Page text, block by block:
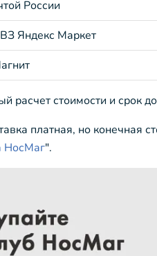
России
Яндекс Маркет
расчет стоимости и срок
платная, но конечная
НосМаг".